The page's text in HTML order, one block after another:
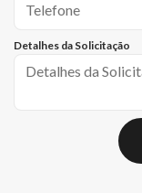
Detalhes da Solicitação